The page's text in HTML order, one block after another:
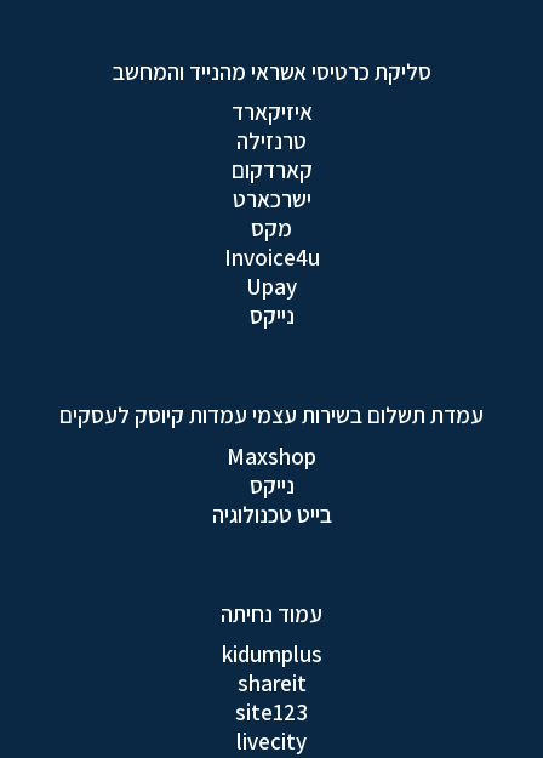
סליקת כרטיסי אשראי מהנייד והמחשב
איזיקארד
טרנזילה
קארדקום
ישרכארט
מקס
Invoice4u
Upay
נייקס
עמדת תשלום בשירות עצמי עמדות קיוסק לעסקים
Maxshop
נייקס
בייט טכנולוגיה
עמוד נחיתה
kidumplus
shareit
site123
livecity